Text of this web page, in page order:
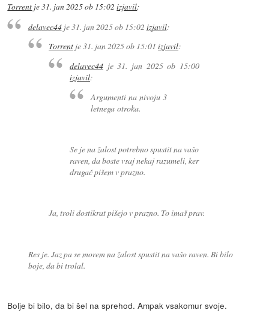
Torrent je31. jan 2025 ob 15:02 izjavil:
delavec44je31. jan 2025 ob 15:02 izjavil:
Torrent je31. jan 2025 ob 15:01 izjavil:
delavec44je31. jan 2025 ob 15:00
izjavil:
Argumenti na nivoju 3
letnega otroka.
Se je na žalost potrebno spustit na vašo
raven, da boste vsaj nekaj razumeli, ker
drugač pišem v prazno.
Ja, troli dostikrat pišejo v prazno. To imaš prav.
Res je. Jaz pa se morem na žalost spustit na vašo raven. Bi bilo
boje, da bi trolal.
Bolje bi bilo, da bi šel na sprehod. Ampak vsakomur svoje.